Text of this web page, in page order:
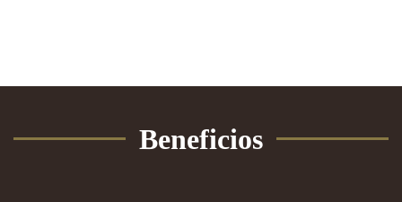
Beneficios